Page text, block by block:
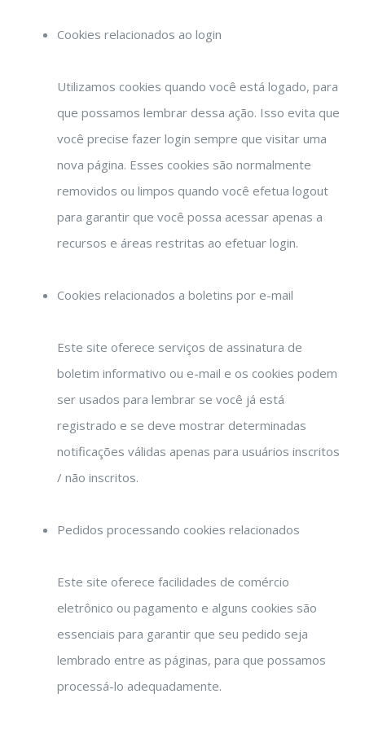
Cookies relacionados ao login
Utilizamos cookies quando você está logado, para
que possamos lembrar dessa ação. Isso evita que
você precise fazer login sempre que visitar uma
nova página. Esses cookies são normalmente
removidos ou limpos quando você efetua logout
para garantir que você possa acessar apenas a
recursos e áreas restritas ao efetuar login.
Cookies relacionados a boletins por e-mail
Este site oferece serviços de assinatura de
boletim informativo ou e-mail e os cookies podem
ser usados ​​para lembrar se você já está
registrado e se deve mostrar determinadas
notificações válidas apenas para usuários inscritos
/ não inscritos.
Pedidos processando cookies relacionados
Este site oferece facilidades de comércio
eletrônico ou pagamento e alguns cookies são
essenciais para garantir que seu pedido seja
lembrado entre as páginas, para que possamos
processá-lo adequadamente.